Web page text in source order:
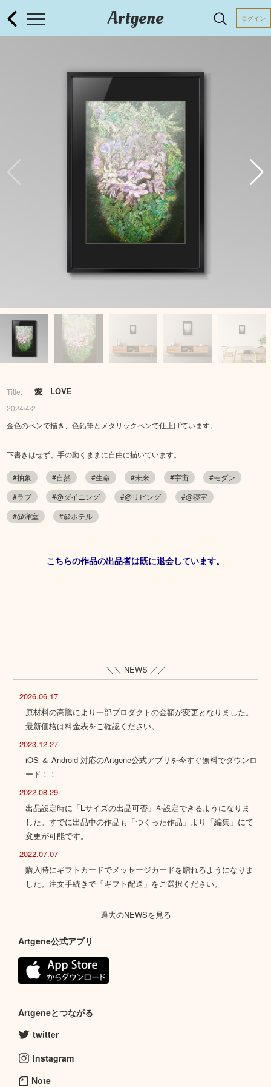
Artgene ログイン
Title: 愛 LOVE
2024/4/2
金色のペンで描き、色鉛筆とメタリックペンで仕上げています。
下書きはせず、手の動くままに自由に描いています。
#抽象 #自然 #生命 #未来 #宇宙
#モダン
#ラブ
#@ダイニング #@リビング
#@寝室
#@洋室
#@ホテル
こちらの作品の出品者は既に退会しています。
＼＼ NEWS ／／
2026.06.17
原材料の高騰により一部プロダクトの金額が変更となりました。
最新価格は料金表をご確認ください。
2023.12.27
iOS ＆ Android 対応のArtgene公式アプリを今すぐ無料でダウンロ
ード！！
2022.08.29
出品設定時に「Lサイズの出品可否」を設定できるようになりま
した。すでに出品中の作品も「つくった作品」より「編集」にて
変更が可能です。
2022.07.07
購入時にギフトカードでメッセージカードを贈れるようになりま
した。注文手続きで「ギフト配送」をご選択ください。
過去のNEWSを見る
Artgene公式アプリ
Artgeneとつながる
twitter
Instagram
Note